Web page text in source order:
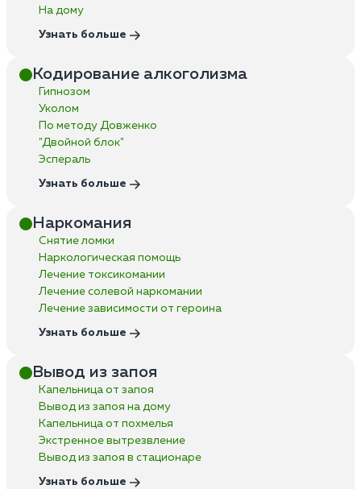
На дому
Узнать больше
Кодирование алкоголизма
Гипнозом
Уколом
По методу Довженко
"Двойной блок"
Эспераль
Узнать больше
Наркомания
Снятие ломки
Наркологическая помощь
Лечение токсикомании
Лечение солевой наркомании
Лечение зависимости от героина
Узнать больше
Вывод из запоя
Капельница от запоя
Вывод из запоя на дому
Капельница от похмелья
Экстренное вытрезвление
Вывод из запоя в стационаре
Узнать больше